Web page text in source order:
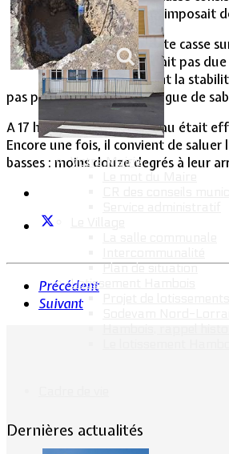
Votre Mairie
Plan de situation
Lotissement Hambois
qui imposait
Cette casse
serait pas
dont la
pas protégées par une gangue de
A 17 heures, la remise en eau était
Encore une fois, il convient de
basses : moins douze degrés à leur
Précédent
Suivant
Dernières actualités